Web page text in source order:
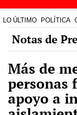
LO ÚLTIMO POLÍTICA
Notas de
Más de
personas
apoyo a